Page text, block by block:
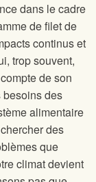
dans le cadre
de filet de
continus et
trop souvent,
de son
besoins des
alimentaire
des
que
climat devient